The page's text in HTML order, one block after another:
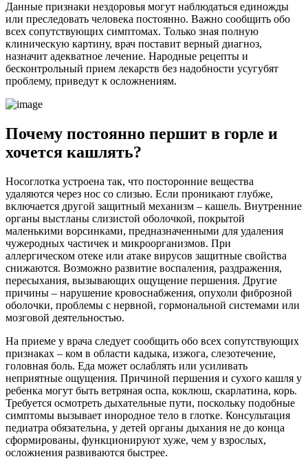
Данные признаки нездоровья могут наблюдаться единожды
или преследовать человека постоянно. Важно сообщить обо
всех сопутствующих симптомах. Только зная полную
клиническую картину, врач поставит верный диагноз,
назначит адекватное лечение. Народные рецепты и
бесконтрольный прием лекарств без надобности усугубят
проблему, приведут к осложнениям.
Почему постоянно першит в горле и
хочется кашлять?
Носоглотка устроена так, что посторонние вещества
удаляются через нос со слизью. Если проникают глубже,
включается другой защитный механизм – кашель. Внутренние
органы выстланы слизистой оболочкой, покрытой
маленькими ворсинками, предназначенными для удаления
чужеродных частичек и микроорганизмов. При
аллергическом отеке или атаке вирусов защитные свойства
снижаются. Возможно развитие воспаления, раздражения,
пересыхания, вызывающих ощущение першения. Другие
причины – нарушение кровоснабжения, опухоли фиброзной
оболочки, проблемы с нервной, гормональной системами или
мозговой деятельностью.
На приеме у врача следует сообщить обо всех сопутствующих
признаках – ком в области кадыка, изжога, слезотечение,
головная боль. Еда может ослаблять или усиливать
неприятные ощущения. Причиной першения и сухого кашля у
ребенка могут быть ветряная оспа, коклюш, скарлатина, корь.
Требуется осмотреть дыхательные пути, поскольку подобные
симптомы вызывает инородное тело в глотке. Консультация
педиатра обязательна, у детей органы дыхания не до конца
сформированы, функционируют хуже, чем у взрослых,
осложнения развиваются быстрее.